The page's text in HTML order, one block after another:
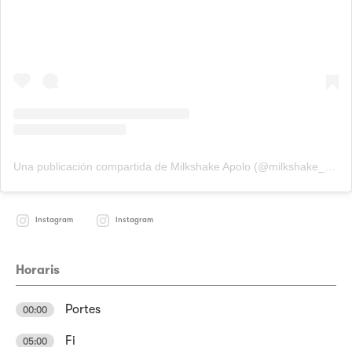
Instagram Instagram
Horaris
00:00 Portes
05:00 Fi